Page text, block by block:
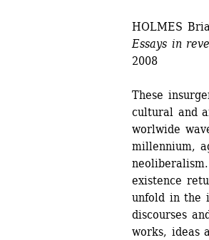
HOLMES
Essays in
2008
These
cultural and
worlwide
millennium,
existence
unfold in the
discourses
works, ideas